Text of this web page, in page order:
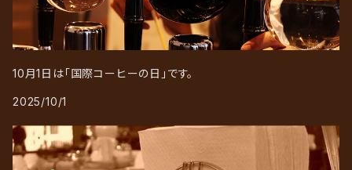
10月1日は「国際コーヒーの日」です。
2025/10/1